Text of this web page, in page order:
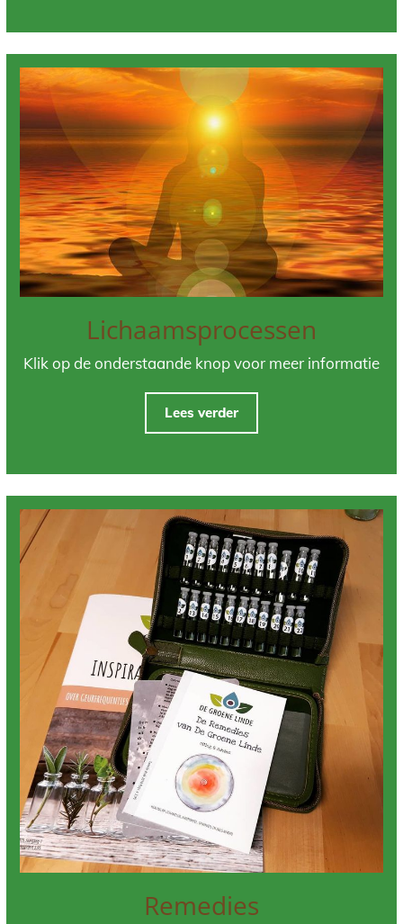
Lichaamsprocessen
Klik op de onderstaande knop voor meer informatie
Lees verder
Remedies